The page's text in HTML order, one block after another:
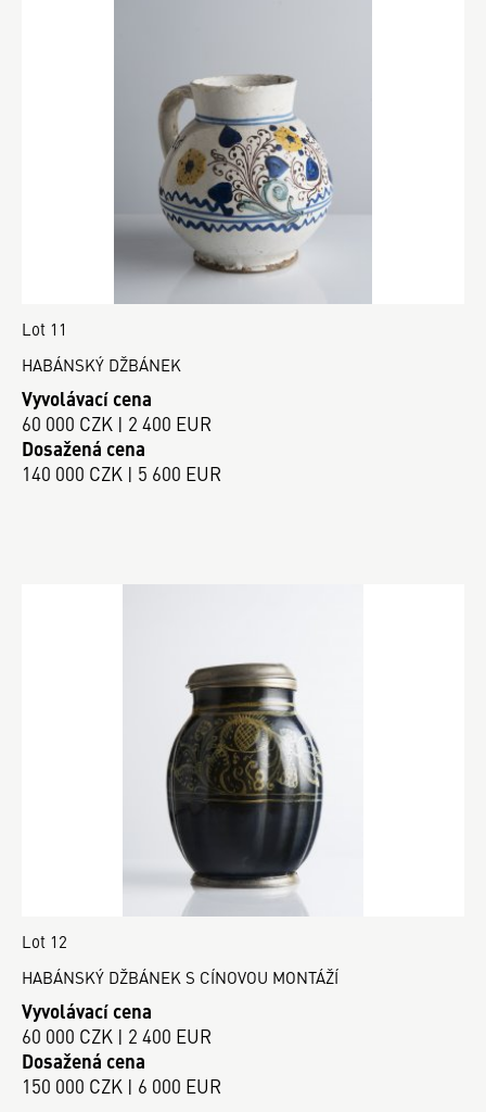
Lot 11
HABÁNSKÝ DŽBÁNEK
Vyvolávací cena
60 000 CZK | 2 400 EUR
Dosažená cena
140 000 CZK | 5 600 EUR
Lot 12
HABÁNSKÝ DŽBÁNEK S CÍNOVOU MONTÁŽÍ
Vyvolávací cena
60 000 CZK | 2 400 EUR
Dosažená cena
150 000 CZK | 6 000 EUR